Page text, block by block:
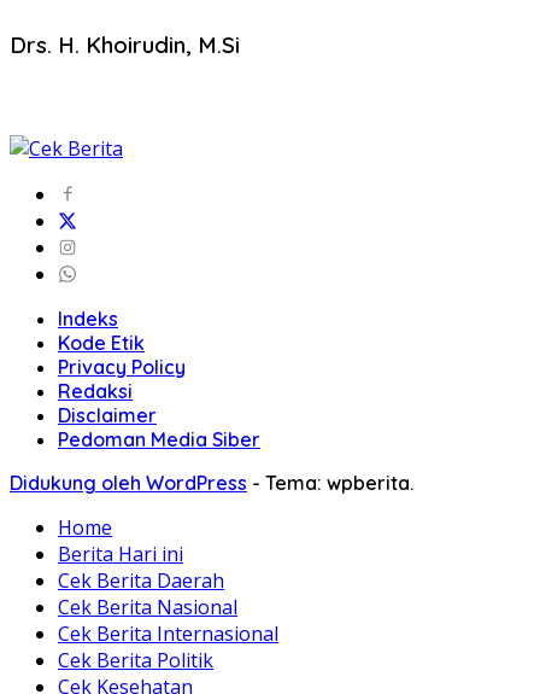
Drs. H. Khoirudin, M.Si
Indeks
Kode Etik
Privacy Policy
Redaksi
Disclaimer
Pedoman Media Siber
Didukung oleh WordPress - Tema: wpberita.
Home
Berita Hari ini
Cek Berita Daerah
Cek Berita Nasional
Cek Berita Internasional
Cek Berita Politik
Cek Kesehatan